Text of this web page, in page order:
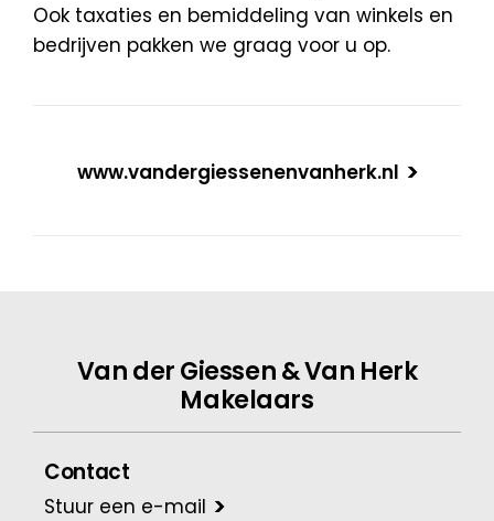
Ook taxaties en bemiddeling van winkels en
bedrijven pakken we graag voor u op.
www.vandergiessenenvanherk.nl
Van der Giessen & Van Herk
Makelaars
Contact
Stuur een e-mail